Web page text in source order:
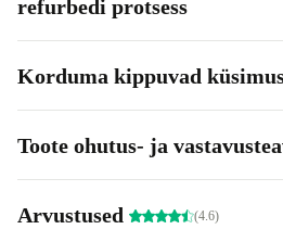
refurbedi protsess
Korduma kippuvad
Toote ohutus- ja
Arvustused (4.6)